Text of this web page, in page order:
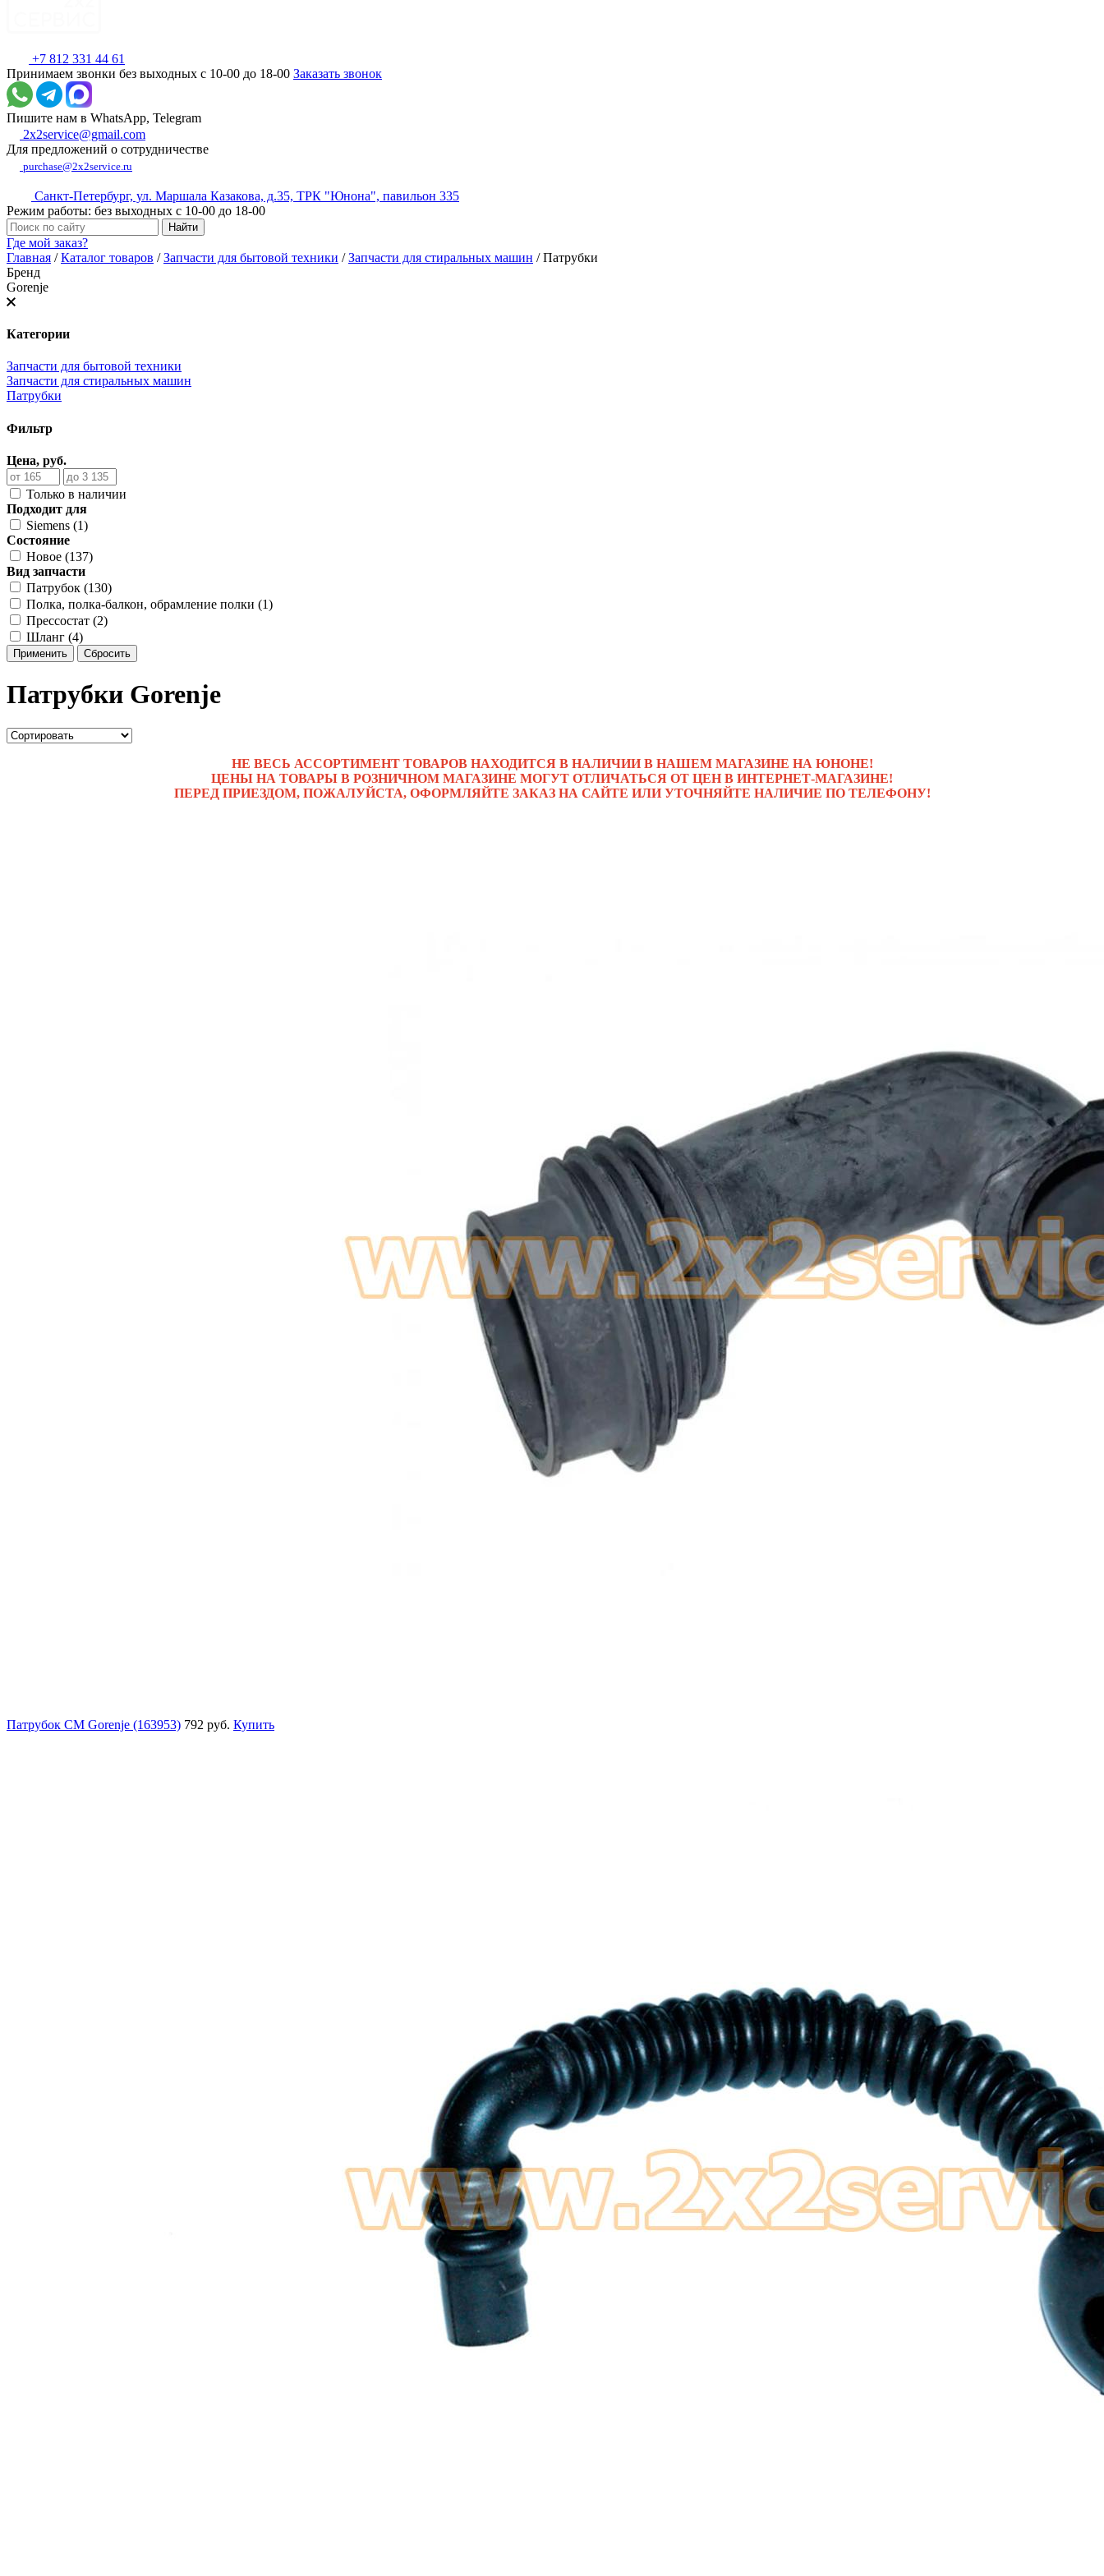
+7 812 331 44 61
Принимаем звонки без выходных с 10-00 до 18-00 Заказать звонок
Пишите нам в WhatsApp, Telegram
2x2service@gmail.com
Для предложений о сотрудничестве
purchase@2x2service.ru
Санкт-Петербург, ул. Маршала Казакова, д.35, ТРК "Юнона", павильон 335
Режим работы: без выходных с 10-00 до 18-00
Где мой заказ?
Главная /Каталог товаров /Запчасти для бытовой техники /Запчасти для стиральных машин /Патрубки
Бренд
Gorenje
Категории
Запчасти для бытовой техники
Запчасти для стиральных машин
Патрубки
Фильтр
Цена, руб.
Только в наличии
Подходит для
Siemens (1)
Состояние
Новое (137)
Вид запчасти
Патрубок (130)
Полка, полка-балкон, обрамление полки (1)
Прессостат (2)
Шланг (4)
Применить Сбросить
Патрубки Gorenje
НЕ ВЕСЬ АССОРТИМЕНТ ТОВАРОВ НАХОДИТСЯ В НАЛИЧИИ В НАШЕМ МАГАЗИНЕ НА ЮНОНЕ!
ЦЕНЫ НА ТОВАРЫ В РОЗНИЧНОМ МАГАЗИНЕ МОГУТ ОТЛИЧАТЬСЯ ОТ ЦЕН В ИНТЕРНЕТ-МАГАЗИНЕ!
ПЕРЕД ПРИЕЗДОМ, ПОЖАЛУЙСТА, ОФОРМЛЯЙТЕ ЗАКАЗ НА САЙТЕ ИЛИ УТОЧНЯЙТЕ НАЛИЧИЕ ПО ТЕЛЕФОНУ!
Патрубок СМ Gorenje (163953) 792 руб. Купить